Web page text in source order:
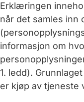
Erklæringen
når det samles inn
informasjon om
1. ledd).
er kjøp av tjeneste